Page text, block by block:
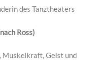
des Tanztheaters
Ross)
Muskelkraft, Geist und